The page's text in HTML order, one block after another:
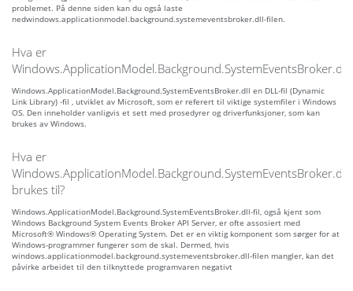
problemet. På denne siden kan du også laste
nedwindows.applicationmodel.background.systemeventsbroker.dll-filen.
Hva er
Windows.ApplicationModel.Background.SystemEventsBroker.dll?
Windows.ApplicationModel.Background.SystemEventsBroker.dll en DLL-fil (Dynamic
Link Library) -fil , utviklet av Microsoft, som er referert til viktige systemfiler i Windows
OS. Den inneholder vanligvis et sett med prosedyrer og driverfunksjoner, som kan
brukes av Windows.
Hva er
Windows.ApplicationModel.Background.SystemEventsBroker.dll
brukes til?
Windows.ApplicationModel.Background.SystemEventsBroker.dll-fil, også kjent som
Windows Background System Events Broker API Server, er ofte assosiert med
Microsoft® Windows® Operating System. Det er en viktig komponent som sørger for at
Windows-programmer fungerer som de skal. Dermed, hvis
windows.applicationmodel.background.systemeventsbroker.dll-filen mangler, kan det
påvirke arbeidet til den tilknyttede programvaren negativt